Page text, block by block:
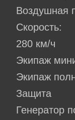
Воздушная
Скорость:
280 км/ч
Экипаж
Экипаж
Защита
Генератор